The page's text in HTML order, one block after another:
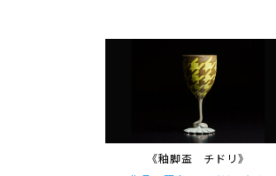
《釉脚盃 チドリ》